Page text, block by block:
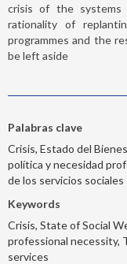
crisis of the
rationality of
programmes and the
be left aside
Palabras clave
Crisis, Estado del
política y necesidad
de los servicios sociales
Keywords
Crisis, State of Social
professional necessity,
services